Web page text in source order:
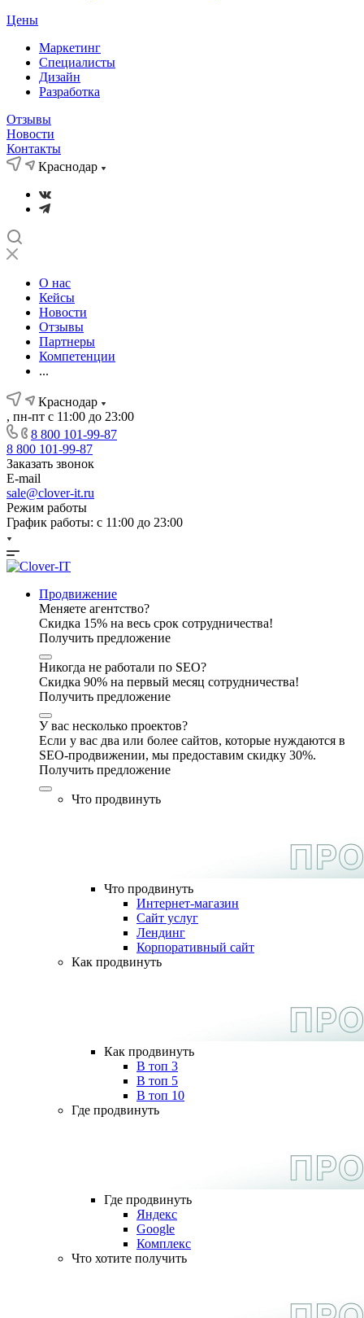
Цены
Маркетинг
Специалисты
Дизайн
Разработка
Отзывы
Новости
Контакты
Краснодар
О нас
Кейсы
Новости
Отзывы
Партнеры
Компетенции
...
Краснодар
, пн-пт с 11:00 до 23:00
8 800 101-99-87
8 800 101-99-87
Заказать звонок
E-mail
sale@clover-it.ru
Режим работы
График работы: с 11:00 до 23:00
Продвижение
Меняете агентство?
Скидка 15% на весь срок сотрудничества!
Получить предложение
Никогда не работали по SEO?
Скидка 90% на первый месяц сотрудничества!
Получить предложение
У вас несколько проектов?
Если у вас два или более сайтов, которые нуждаются в
SEO-продвижении, мы предоставим скидку 30%.
Получить предложение
Что продвинуть
Что продвинуть
Интернет-магазин
Сайт услуг
Лендинг
Корпоративный сайт
Как продвинуть
Как продвинуть
В топ 3
В топ 5
В топ 10
Где продвинуть
Где продвинуть
Яндекс
Google
Комплекс
Что хотите получить